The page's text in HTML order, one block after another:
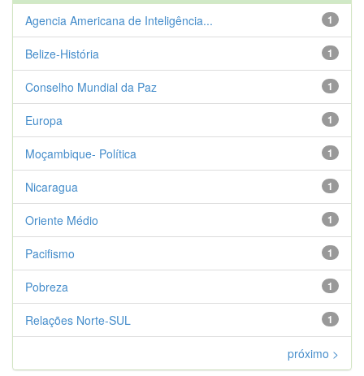
1
Agencia Americana de Inteligência...
1
Belize-História
1
Conselho Mundial da Paz
1
Europa
1
Moçambique- Política
1
Nicaragua
1
Oriente Médio
1
Pacifismo
1
Pobreza
1
Relações Norte-SUL
próximo >